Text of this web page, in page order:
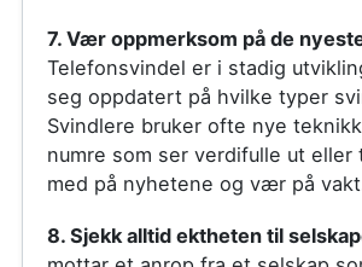
7. Vær oppmerksom på de
Telefonsvindel er i stadig
seg oppdatert på hvilke typer
Svindlere bruker ofte nye
numre som ser verdifulle ut
med på nyhetene og vær på
8. Sjekk alltid ektheten til